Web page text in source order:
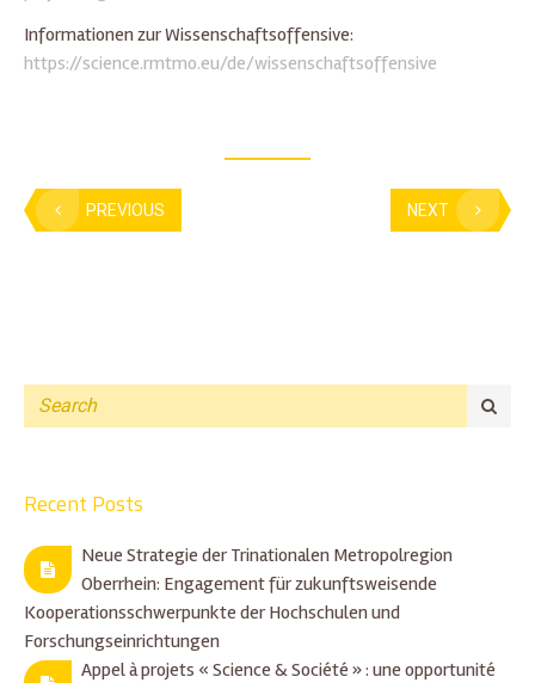
Informationen zur Wissenschaftsoffensive:
https://science.rmtmo.eu/de/wissenschaftsoffensive
PREVIOUS NEXT
Recent Posts
Neue Strategie der Trinationalen Metropolregion
Oberrhein: Engagement für zukunftsweisende
Kooperationsschwerpunkte der Hochschulen und
Forschungseinrichtungen
Appel à projets « Science & Société » : une opportunité